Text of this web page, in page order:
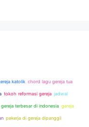
katolik chord lagu gereja tua
tokoh reformasi gereja jadwal
gereja terbesar di indonesia gereja
pekerja di gereja dipanggil